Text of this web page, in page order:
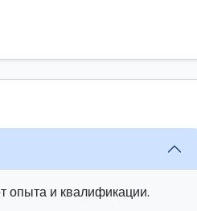
опыта и квалификации.